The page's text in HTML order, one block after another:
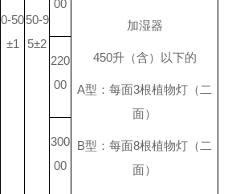
加湿器
450升（含）以下的
A型：每面3根植物灯（二
面）
B型：每面8根植物灯（二
面）
0-50
±1
50-9
5±2
00
220
00
300
00